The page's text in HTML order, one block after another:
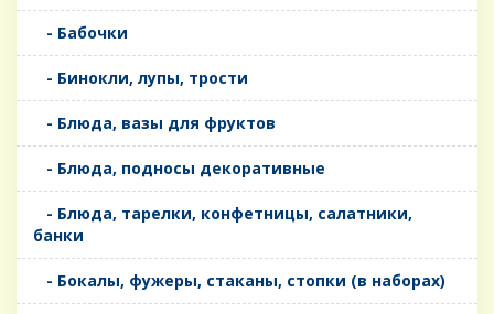
- Бабочки
- Бинокли, лупы, трости
- Блюда, вазы для фруктов
- Блюда, подносы декоративные
- Блюда, тарелки, конфетницы, салатники,
банки
- Бокалы, фужеры, стаканы, стопки (в наборах)